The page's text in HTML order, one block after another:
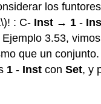
los
! : C- Inst → 1 -
Ejemplo 3.53,
que un
1 - Inst conSet, y